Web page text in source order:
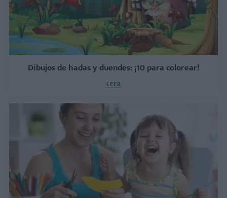
Dibujos de hadas y duendes: ¡10 para colorear!
LEER